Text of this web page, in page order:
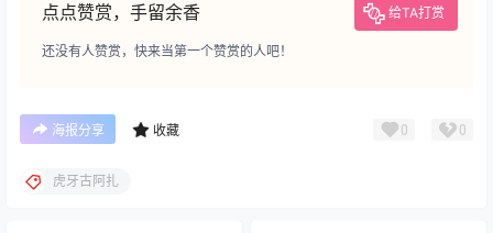
点点赞赏，手留余香 给TA打赏
还没有人赞赏，快来当第一个赞赏的人吧！
海报分享 收藏 0 0
虎牙古阿扎